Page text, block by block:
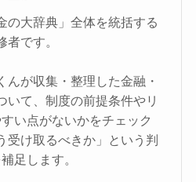
の大辞典」全体を統括する
者です。
んが収集・整理した金融・
いて、制度の前提条件やリ
い点がないかをチェック
受け取るべきか」という判
足します。